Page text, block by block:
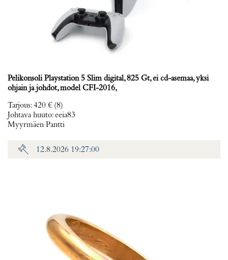
Pelikonsoli Playstation 5 Slim digital, 825 Gt, ei cd-asemaa, yksi
ohjain ja johdot, model CFI-2016,
Tarjous:420 € (8)
Johtava huuto:eeia83
Myyrmäen Pantti
12.8.2026 19:27:00